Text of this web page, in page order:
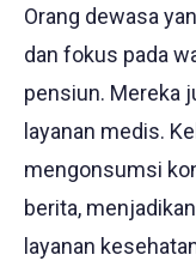
Orang dewasa
dan fokus pada
pensiun. Mereka
layanan medis.
mengonsumsi
berita,
layanan